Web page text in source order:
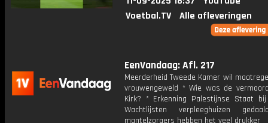
Voetbal.TV
Alle afleveringen
EenVandaag: Afl. 217
Meerderheid Tweede Kamer wil
vrouwengeweld * Wie was de
Kirk? * Erkenning Palestijnse Staat
Wachtlijsten verpleeghuizen
mantelzorgers hebben het veel drukker